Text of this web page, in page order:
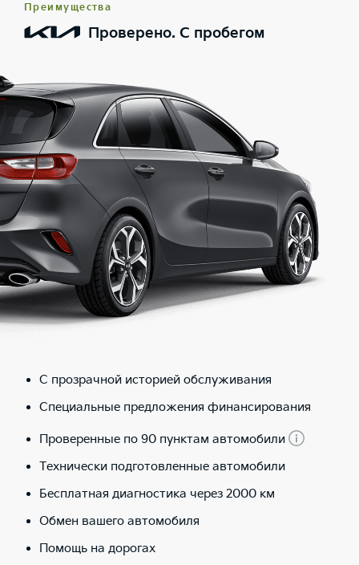
Преимущества
Проверено. С пробегом
С прозрачной историей обслуживания
Специальные предложения финансирования
Проверенные по 90 пунктам автомобили
Технически подготовленные автомобили
Бесплатная диагностика через 2000 км
Обмен вашего автомобиля
Помощь на дорогах